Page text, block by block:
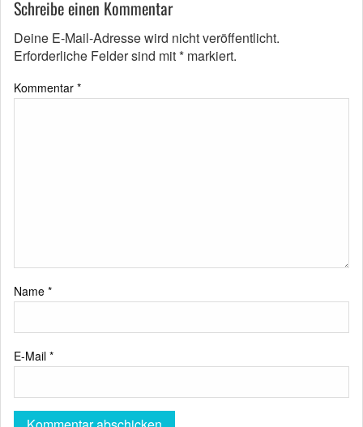
Schreibe einen Kommentar
Deine E-Mail-Adresse wird nicht veröffentlicht.
Erforderliche Felder sind mit* markiert.
Kommentar *
Name *
E-Mail *